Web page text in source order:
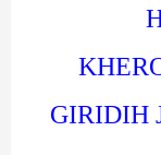
GIRIDIH